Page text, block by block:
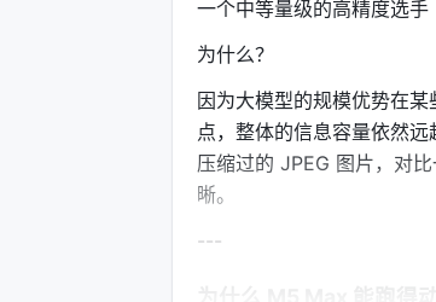
一个中等量级的高精度选手
为什么？
因为大模型的规模优势在
点，整体的信息容量依然
压缩过的 JPEG 图片，对
晰。
---